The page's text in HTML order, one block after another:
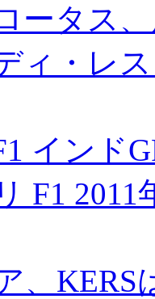
ータス
ィ・レ
インド
F1
、KERS